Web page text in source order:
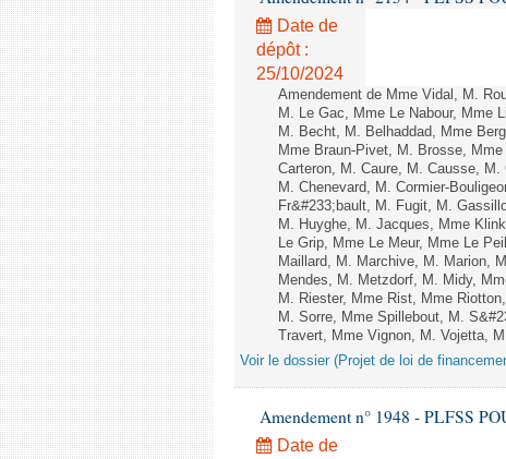
Date de
dépôt :
25/10/2024
Amendement de Mme Vidal, M.
M. Le Gac, Mme Le Nabour, Mme
M. Becht, M. Belhaddad, Mme
Mme Braun-Pivet, M. Brosse,
Carteron, M. Caure, M. Causse,
M. Chenevard, M. Cormier-
Fr&#233;bault, M. Fugit, M.
M. Huyghe, M. Jacques, Mme
Le Grip, Mme Le Meur, Mme Le
Maillard, M. Marchive, M. Marion,
Mendes, M. Metzdorf, M. Midy,
M. Riester, Mme Rist, Mme
M. Sorre, Mme Spillebout, M.
Travert, Mme Vignon, M. Vojetta,
Voir le dossier (Projet de loi de
Amendement n° 1948 - PLFSS
Date de